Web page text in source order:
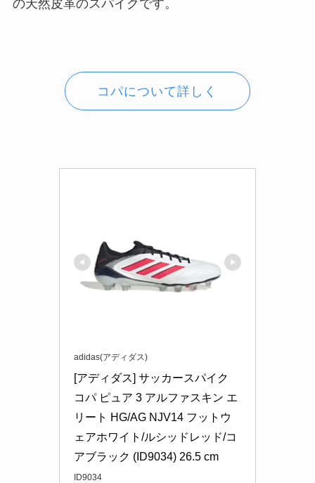
の天然皮革のスパイクです。
コパについて詳しく
adidas(アディダス)
[アディダス] サッカースパイク
コパ ピュア 3 アルファスキン エ
リート HG/AG NJV14 フットウ
ェアホワイト/ルシッドレッド/コ
アブラック (ID9034) 26.5 cm
ID9034